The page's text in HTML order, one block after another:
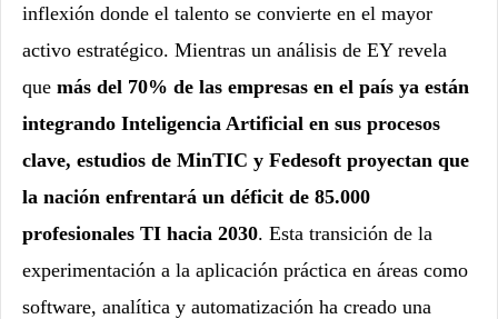
inflexión donde el talento se convierte en el mayor
activo estratégico. Mientras un análisis de EY revela
que más del 70% de las empresas en el país ya están
integrando Inteligencia Artificial en sus procesos
clave, estudios de MinTIC y Fedesoft proyectan que
la nación enfrentará un déficit de 85.000
profesionales TI hacia 2030. Esta transición de la
experimentación a la aplicación práctica en áreas como
software, analítica y automatización ha creado una